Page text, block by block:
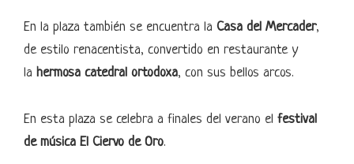
En la plaza también se encuentra la Casa del Mercader,
de estilo renacentista, convertido en restaurante y
la hermosa catedral ortodoxa, con sus bellos arcos.
En esta plaza se celebra a finales del verano el festival
de música El Ciervo de Oro.